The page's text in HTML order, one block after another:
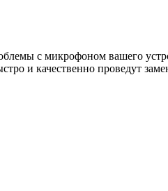
с микрофоном вашего
и качественно проведут